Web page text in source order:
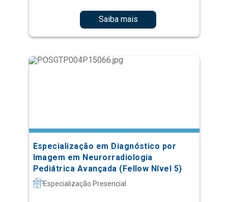
Saiba mais
Especialização em Diagnóstico por
Imagem em Neurorradiologia
Pediátrica Avançada (Fellow Nível 5)
Especialização Presencial